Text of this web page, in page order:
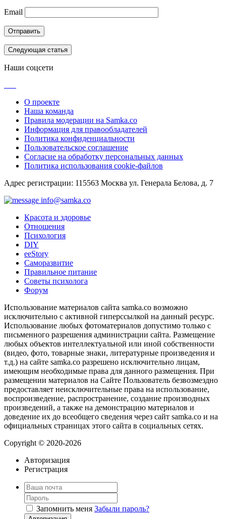
Email
Следующая статья
Наши соцсети
О проекте
Наша команда
Правила модерации на Samka.co
Информация для правообладателей
Политика конфиденциальности
Пользовательское соглашение
Согласие на обработку персональных данных
Политика использования cookie-файлов
Адрес регистрации: 115563 Москва ул. Генерала Белова, д. 7
info@samka.co
Красота и здоровье
Отношения
Психология
DIY
ееStory
Саморазвитие
Правильное питание
Советы психолога
Форум
Использование материалов сайта samka.co возможно
исключительно с активной гиперссылкой на данный ресурс.
Использование любых фотоматериалов допустимо только с
письменного разрешения администрации сайта. Размещение
любых объектов интеллектуальной или иной собственности
(видео, фото, товарные знаки, литературные произведения и
т.д.) на сайте samka.co разрешено исключительно лицам,
имеющим необходимые права для данного размещения. При
размещении материалов на Сайте Пользователь безвозмездно
предоставляет неисключительные права на использование,
воспроизведение, распространение, создание производных
произведений, а также на демонстрацию материалов и
доведение их до всеобщего сведения через сайт samka.co и на
официальных страницах этого сайта в социальных сетях.
Copyright © 2020-2026
Авторизация
Регистрация
Запомнить меня Забыли пароль?